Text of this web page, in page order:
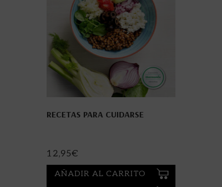
RECETAS PARA CUIDARSE
12,95€
AÑADIR AL CARRITO